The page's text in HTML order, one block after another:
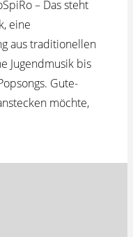
– Das steht
eine
aus traditionellen
Jugendmusik bis
Gute-
möchte,